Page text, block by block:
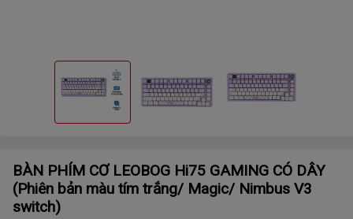
BÀN PHÍM CƠ LEOBOG Hi75 GAMING CÓ DÂY
(Phiên bản màu tím trắng/ Magic/ Nimbus V3
switch)